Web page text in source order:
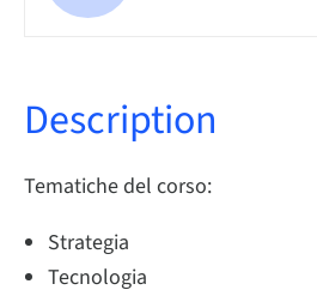
Description
Tematiche del corso:
Strategia
Tecnologia